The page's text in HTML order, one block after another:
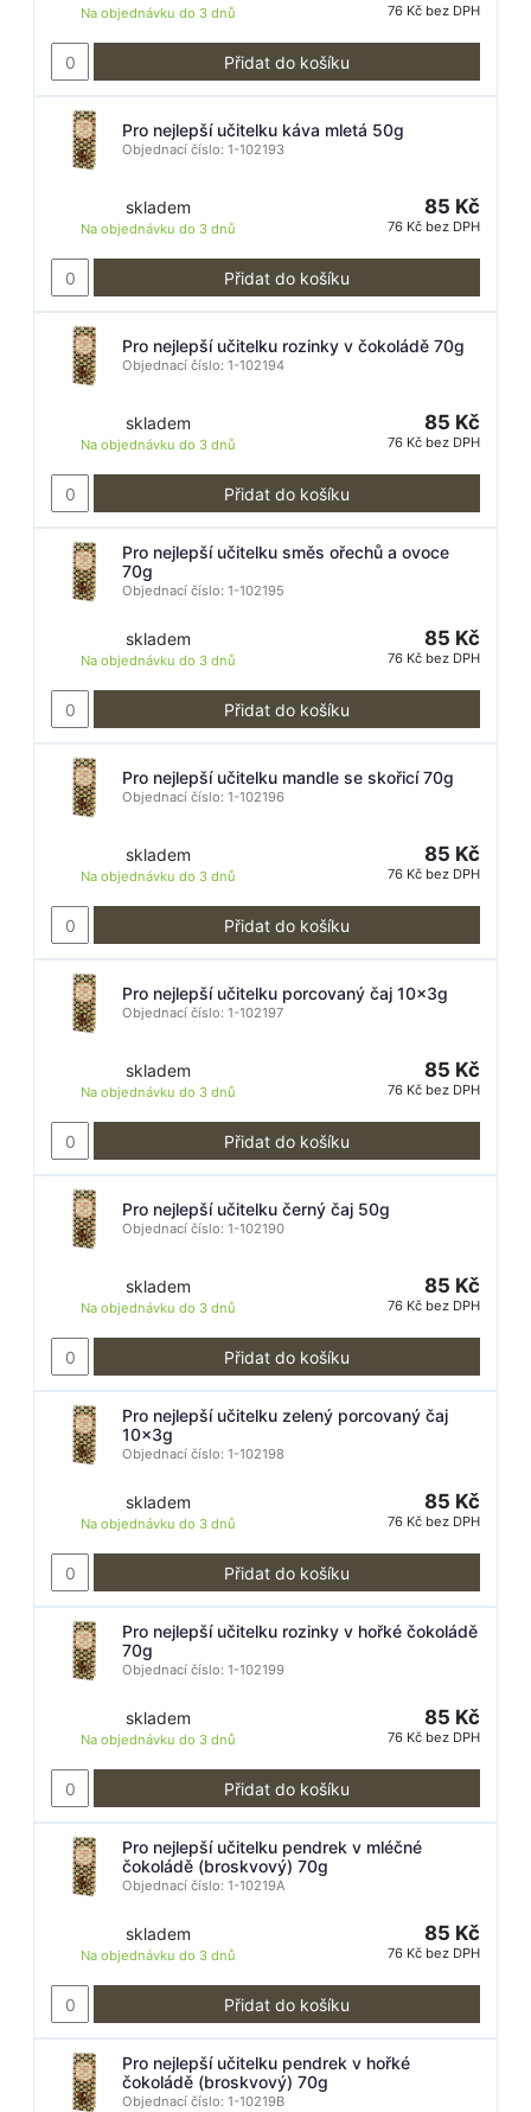
Na objednávku do 3 dnů 76 Kč bez DPH
Přidat do košíku
Pro nejlepší učitelku káva mletá 50g
Objednací číslo: 1-102193
skladem
Na objednávku do 3 dnů
85 Kč
76 Kč bez DPH
Přidat do košíku
Pro nejlepší učitelku rozinky v čokoládě 70g
Objednací číslo: 1-102194
skladem
Na objednávku do 3 dnů
85 Kč
76 Kč bez DPH
Přidat do košíku
Pro nejlepší učitelku směs ořechů a ovoce
70g
Objednací číslo: 1-102195
skladem
Na objednávku do 3 dnů
85 Kč
76 Kč bez DPH
Přidat do košíku
Pro nejlepší učitelku mandle se skořicí 70g
Objednací číslo: 1-102196
skladem
Na objednávku do 3 dnů
85 Kč
76 Kč bez DPH
Přidat do košíku
Pro nejlepší učitelku porcovaný čaj 10x3g
Objednací číslo: 1-102197
skladem
Na objednávku do 3 dnů
85 Kč
76 Kč bez DPH
Přidat do košíku
Pro nejlepší učitelku černý čaj 50g
Objednací číslo: 1-102190
skladem
Na objednávku do 3 dnů
85 Kč
76 Kč bez DPH
Přidat do košíku
Pro nejlepší učitelku zelený porcovaný čaj
10x3g
Objednací číslo: 1-102198
skladem
Na objednávku do 3 dnů
85 Kč
76 Kč bez DPH
Přidat do košíku
Pro nejlepší učitelku rozinky v hořké čokoládě
70g
Objednací číslo: 1-102199
skladem
Na objednávku do 3 dnů
85 Kč
76 Kč bez DPH
Přidat do košíku
Pro nejlepší učitelku pendrek v mléčné
čokoládě (broskvový) 70g
Objednací číslo: 1-10219A
skladem
Na objednávku do 3 dnů
85 Kč
76 Kč bez DPH
Přidat do košíku
Pro nejlepší učitelku pendrek v hořké
čokoládě (broskvový) 70g
Objednací číslo: 1-10219B